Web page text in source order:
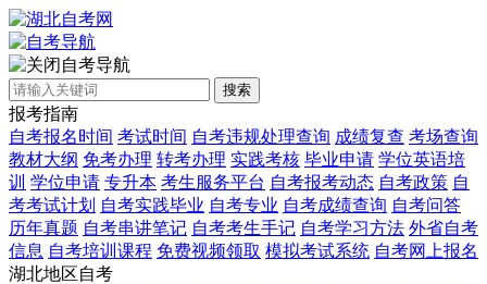
自考导航
搜索
报考指南
自考报名时间 考试时间 自考违规处理查询 成绩复查 考场查询
教材大纲 免考办理 转考办理 实践考核 毕业申请 学位英语培
训 学位申请 专升本 考生服务平台 自考报考动态 自考政策 自
考考试计划 自考实践毕业 自考专业 自考成绩查询 自考问答
历年真题 自考串讲笔记 自考考生手记 自考学习方法 外省自考
信息 自考培训课程 免费视频领取 模拟考试系统 自考网上报名
湖北地区自考